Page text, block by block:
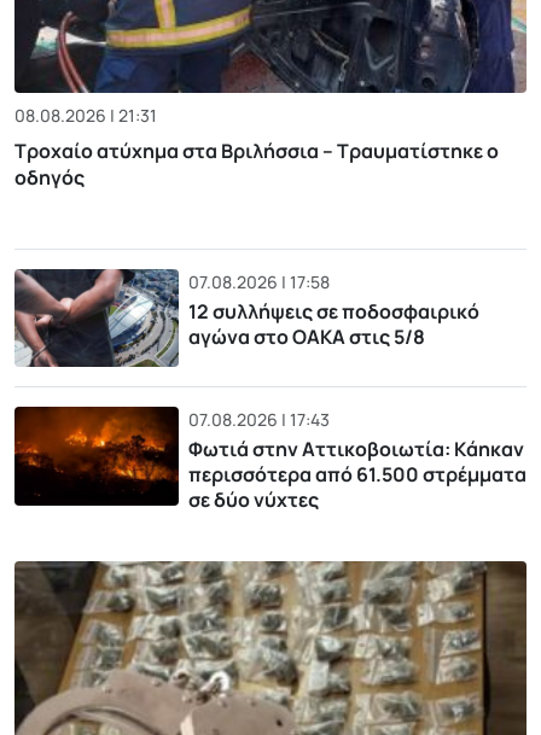
08.08.2026 | 21:31
Τροχαίο ατύχημα στα Βριλήσσια – Τραυματίστηκε ο
οδηγός
07.08.2026 | 17:58
12 συλλήψεις σε ποδοσφαιρικό
αγώνα στο ΟΑΚΑ στις 5/8
07.08.2026 | 17:43
Φωτιά στην Αττικοβοιωτία: Kάηκαν
περισσότερα από 61.500 στρέμματα
σε δύο νύχτες